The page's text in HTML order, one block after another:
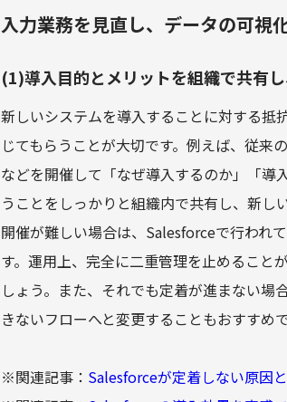
入力業務を見直し、データの可視
(1)導入目的とメリットを組織で共有
新しいシステムを導入することに対する抵
じてもらうことが大切です。例えば、従来
などを開催して「なぜ導入するのか」「導
うことをしっかりと組織内で共有し、新し
開催が難しい場合は、Salesforceで行われ
す。運用上、完全に二重管理を止めること
しょう。また、それでも定着が進まない
きないフローへと変更することもおすすめで
※関連記事： Salesforceが定着しない原因